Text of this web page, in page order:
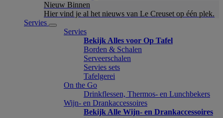
Nieuw Binnen
Hier vind je al het nieuws van Le Creuset op één plek.
Servies
Servies
Bekijk Alles voor Op Tafel
Borden & Schalen
Serveerschalen
Servies sets
Tafelgerei
On the Go
Drinkflessen, Thermos- en Lunchbekers
Wijn- en Drankaccessoires
Bekijk Alle Wijn- en Drankaccessoires